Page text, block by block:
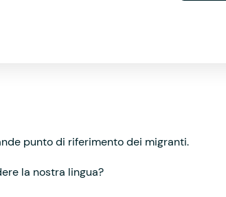
punto di riferimento dei migranti.
la nostra lingua?